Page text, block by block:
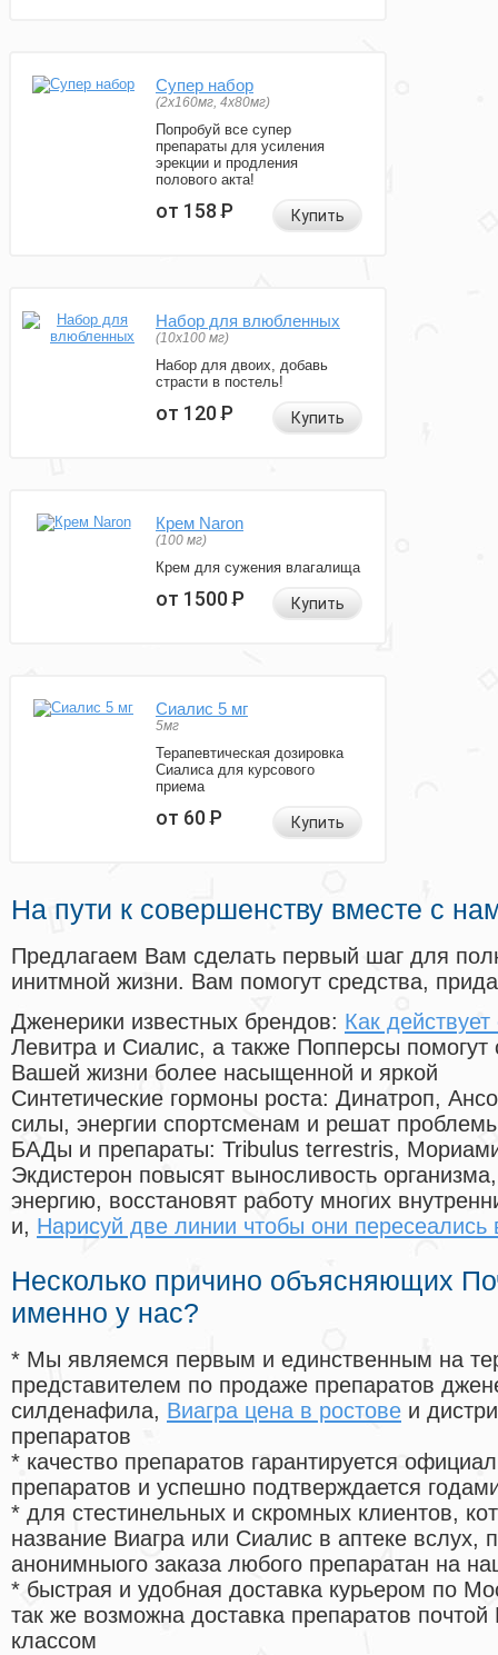
Супер набор
(2х160мг, 4х80мг)
Попробуй все супер
препараты для усиления
эрекции и продления
полового акта!
от 158Р Купить
Набор для влюбленных
(10х100 мг)
Набор для двоих, добавь
страсти в постель!
от 120Р Купить
Крем Naron
(100 мг)
Крем для сужения влагалища
от 1500Р Купить
Сиалис 5 мг
5мг
Терапевтическая дозировка
Сиалиса для курсового
приема
от 60Р Купить
На пути к совершенству вместе с
Предлагаем Вам сделать первый шаг для
инитмной жизни. Вам помогут средства,
Дженерики известных брендов: Как
Левитра и Сиалис, а также Попперсы помогут
Вашей жизни более насыщенной и яркой
Синтетические гормоны роста: Динатроп,
силы, энергии спортсменам и решат
БАДы и препараты: Tribulus terrestris,
Экдистерон повысят выносливость
энергию, восстановят работу многих
и, Нарисуй две линии чтобы они пересеались
Несколько причино объясняющих
именно у нас?
* Мы являемся первым и единственным на
представителем по продаже препаратов
силденафила, Виагра цена в ростове и
препаратов
* качество препаратов гарантируется
препаратов и успешно подтверждается
* для стестинельных и скромных клиентов,
название Виагра или Сиалис в аптеке вслух,
анонимныого заказа любого препаратан на
* быстрая и удобная доставка курьером по
так же возможна доставка препаратов
классом